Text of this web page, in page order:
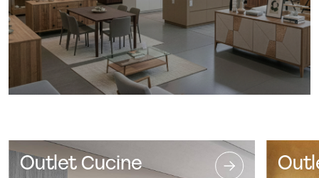
Outlet Cucine